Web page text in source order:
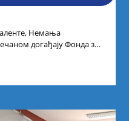
Немања
догађају Фонда за